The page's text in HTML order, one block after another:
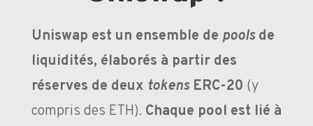
Uniswap est un ensemble de pools de
liquidités, élaborés à partir des
réserves de deux tokens ERC-20 (y
compris des ETH). Chaque pool est lié à